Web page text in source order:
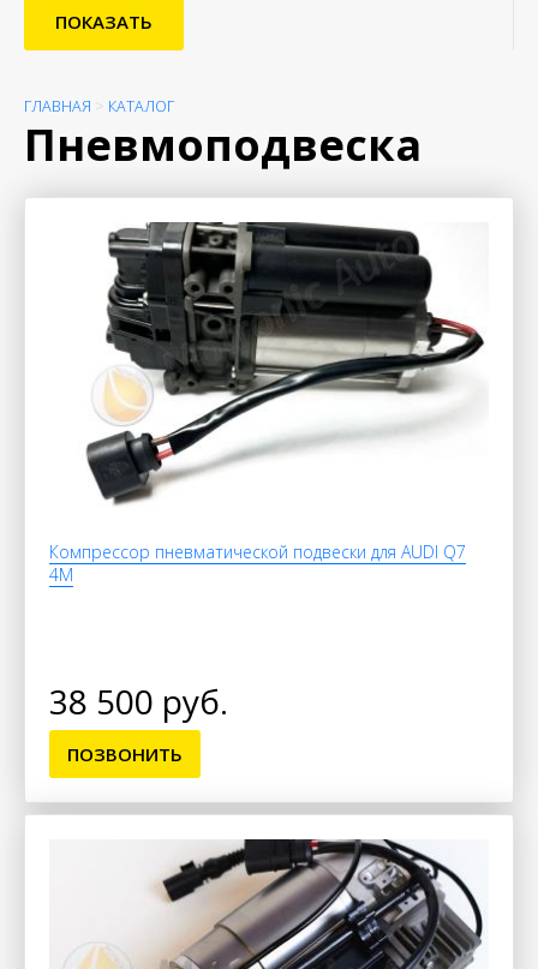
ПОКАЗАТЬ
ГЛАВНАЯ > КАТАЛОГ
Пневмоподвеска
Компрессор пневматической подвески для AUDI Q7
4M
38 500 руб.
ПОЗВОНИТЬ